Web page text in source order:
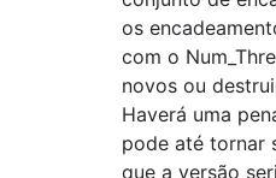
os
com o
novos ou
Haverá uma
pode até tornar
que a versão